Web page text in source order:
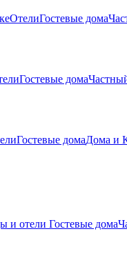
ОтелиГостевые дома
Гостевые дома
Гостевые домаДома и
и отели Гостевые дома